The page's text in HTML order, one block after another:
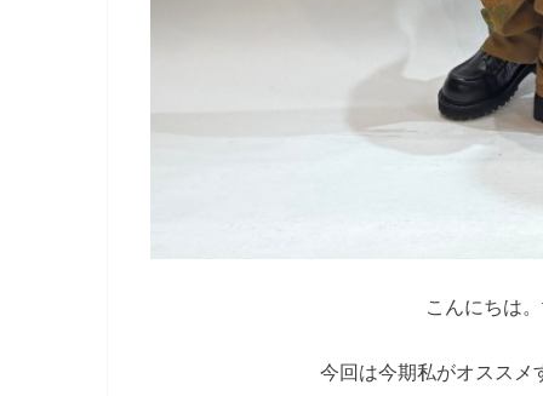
こんにちは
今回は今期私がオススメ